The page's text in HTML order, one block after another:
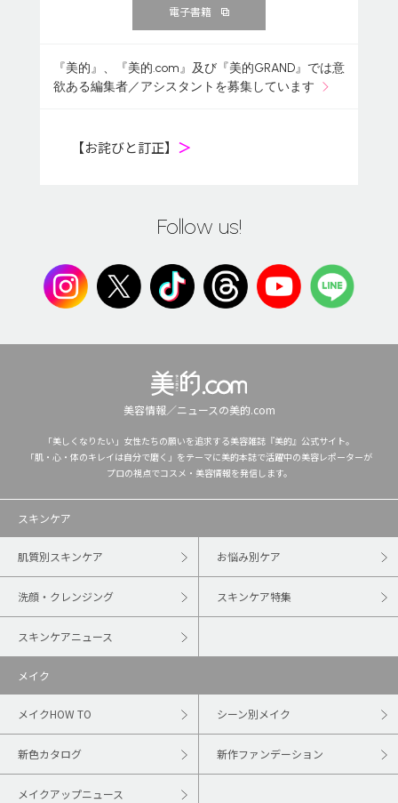
電子書籍
『美的』、『美的.com』及び『美的GRAND』では意
欲ある編集者／アシスタントを募集しています
【お詫びと訂正】 ＞
Follow us!
美容情報／ニュースの美的.com
「美しくなりたい」女性たちの願いを追求する美容雑誌『美的』公式サイト。
「肌・心・体のキレイは自分で磨く」をテーマに美的本誌で活躍中の美容レポーターが
プロの視点でコスメ・美容情報を発信します。
スキンケア
肌質別スキンケア お悩み別ケア
洗顔・クレンジング スキンケア特集
スキンケアニュース
メイク
メイクHOW TO シーン別メイク
新色カタログ 新作ファンデーション
メイクアップニュース